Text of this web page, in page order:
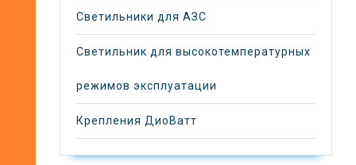
Светильники для АЗС
Светильник для высокотемпературных
режимов эксплуатации
Крепления ДиоВатт